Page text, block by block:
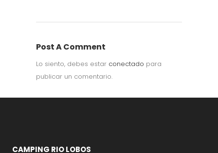
Post A Comment
Lo siento, debes estar conectado para
publicar un comentario.
CAMPING RIO LOBOS